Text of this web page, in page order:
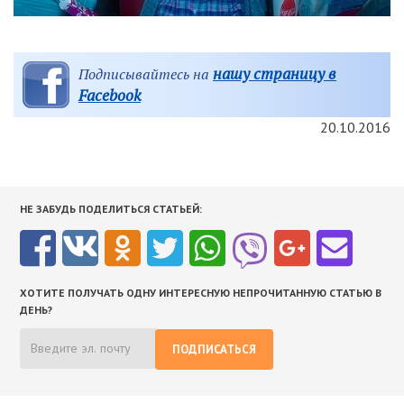
Подписывайтесь на нашу страницу в
Facebook
20.10.2016
НЕ ЗАБУДЬ ПОДЕЛИТЬСЯ СТАТЬЕЙ:
ХОТИТЕ ПОЛУЧАТЬ ОДНУ ИНТЕРЕСНУЮ НЕПРОЧИТАННУЮ СТАТЬЮ В
ДЕНЬ?
ПОДПИСАТЬСЯ